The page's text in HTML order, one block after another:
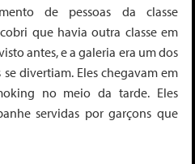
de pessoas da classe
que havia outra classe em
antes, e a galeria era um dos
divertiam. Eles chegavam em
no meio da tarde. Eles
servidas por garçons que